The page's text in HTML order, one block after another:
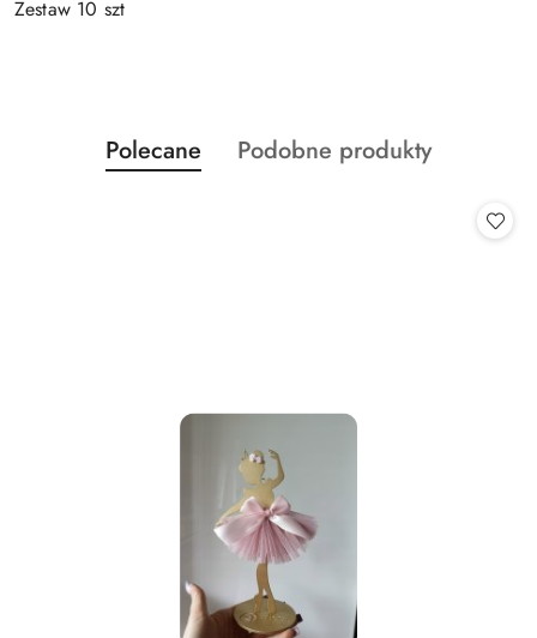
Zestaw 10 szt
Pomiń karuzelę produktów
Produkty
o
Polecane
Produkty
Podobne produkty